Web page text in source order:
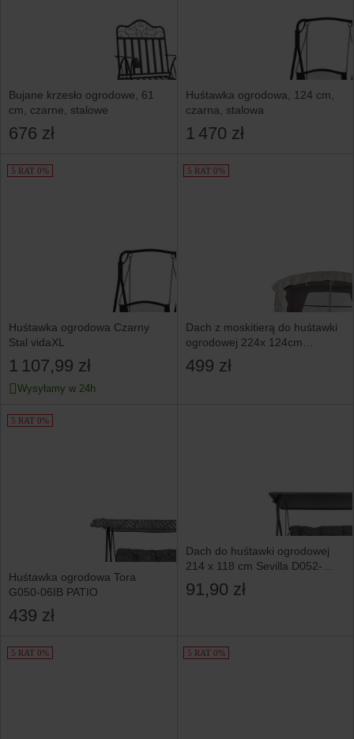
Bujane krzesło ogrodowe, 61
cm, czarne, stalowe
676 zł
Huśtawka ogrodowa, 124 cm,
czarna, stalowa
1 470 zł
5 RAT 0%
Huśtawka ogrodowa Czarny
Stal vidaXL
1 107,99 zł
Wysyłamy w 24h
5 RAT 0%
Dach z moskitierą do huśtawki
ogrodowej 224x 124cm
Ravenna
499 zł
5 RAT 0%
Huśtawka ogrodowa Tora
G050-06IB PATIO
439 zł
Dach do huśtawki ogrodowej
214 x 118 cm Sevilla D052-
16CW PATIO
91,90 zł
5 RAT 0% 5 RAT 0%